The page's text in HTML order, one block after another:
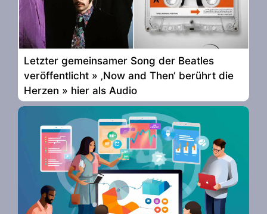
Letzter gemeinsamer Song der Beatles
veröffentlicht » ‚Now and Then‘ berührt die
Herzen » hier als Audio